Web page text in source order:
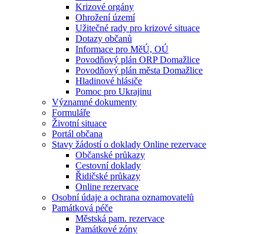
Krizové orgány
Ohrožení území
Užitečné rady pro krizové situace
Dotazy občanů
Informace pro MěÚ, OÚ
Povodňový plán ORP Domažlice
Povodňový plán města Domažlice
Hladinové hlásiče
Pomoc pro Ukrajinu
Významné dokumenty
Formuláře
Životní situace
Portál občana
Stavy žádostí o doklady Online rezervace
Občanské průkazy
Cestovní doklady
Řidičské průkazy
Online rezervace
Osobní údaje a ochrana oznamovatelů
Památková péče
Městská pam. rezervace
Památkové zóny